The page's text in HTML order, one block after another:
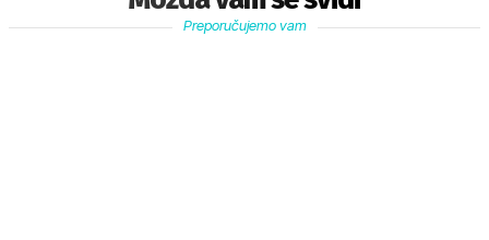
Preporučujemo vam